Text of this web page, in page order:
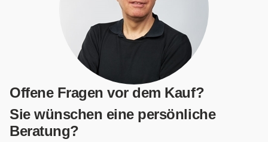
Offene Fragen vor dem Kauf?
Sie wünschen eine persönliche
Beratung?